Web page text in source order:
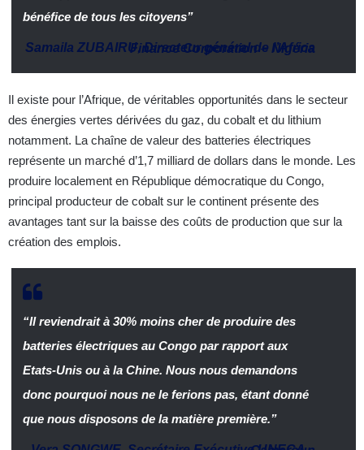
bénéfice de tous les citoyens”
Samaila ZUBAIRU,
Directeur général de l’Africa Finance Corporation– Nigéria
Il existe pour l’Afrique, de véritables opportunités dans le secteur
des énergies vertes dérivées du gaz, du cobalt et du lithium
notamment. La chaîne de valeur des batteries électriques
représente un marché d’1,7 milliard de dollars dans le monde. Les
produire localement en République démocratique du Congo,
principal producteur de cobalt sur le continent présente des
avantages tant sur la baisse des coûts de production que sur la
création des emplois.
“Il reviendrait à 30% moins cher de produire des
batteries électriques au Congo par rapport aux
Etats-Unis ou à la Chine. Nous nous demandons
donc pourquoi nous ne le ferions pas, étant donné
que nous disposons de la matière première.”